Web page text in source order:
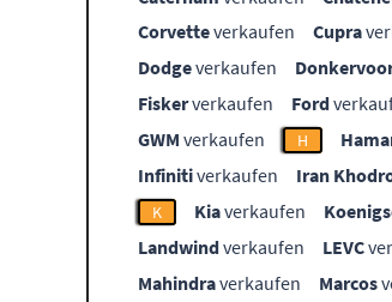
Corvetteverkaufen Cupra
Dodgeverkaufen
Fiskerverkaufen Ford
GWM verkaufen H
Infinitiverkaufen Iran
K Kiaverkaufen
Landwindverkaufen LEVC
Mahindraverkaufen Marcos